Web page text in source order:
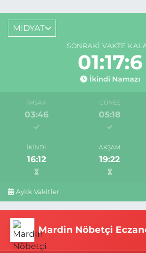
MİDYAT
SONRAKI VAKTE
01:17:6
İkindi Namazı
İMSAK
03:46
GÜNEŞ
05:18
İKINDI
16:12
AKŞAM
19:22
Aylık Vakitler
Mardin Nöbetçi